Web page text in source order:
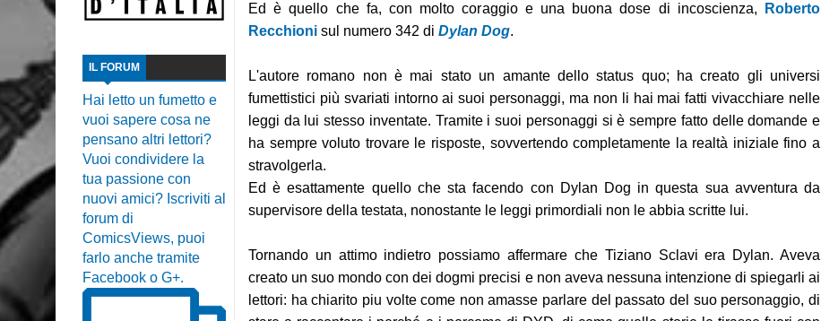
Recensione: Jazz Maynard 1
IL FORUM
Hai letto un fumetto e
vuoi sapere cosa ne
pensano altri lettori?
Vuoi condividere la
tua passione con
nuovi amici? Iscriviti al
forum di
ComicsViews, puoi
farlo anche tramite
Facebook o G+.
Ed è quello che fa, con molto coraggio e una buona dose di incoscienza,
Roberto
Recchioni sul numero 342 di Dylan Dog.
L'autore romano non è mai stato un amante dello status quo; ha creato gli universi
fumettistici più svariati intorno ai suoi personaggi, ma non li hai mai fatti vivacchiare nelle
leggi da lui stesso inventate. Tramite i suoi personaggi si è sempre fatto delle domande e
ha sempre voluto trovare le risposte, sovvertendo completamente la realtà iniziale fino a
stravolgerla.
Ed è esattamente quello che sta facendo con Dylan Dog in questa sua avventura da
supervisore della testata, nonostante le leggi primordiali non le abbia scritte lui.
Tornando un attimo indietro possiamo affermare che Tiziano Sclavi era Dylan. Aveva
creato un suo mondo con dei dogmi precisi e non aveva nessuna intenzione di spiegarli ai
lettori: ha chiarito piu volte come non amasse parlare del passato del suo personaggio, di